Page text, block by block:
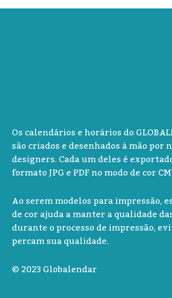
Os calendários e horários do
são criados e desenhados à mão por
designers. Cada um deles é
formato JPG e PDF no modo de cor
Ao serem modelos para impressão,
de cor ajuda a manter a qualidade
durante o processo de impressão,
percam sua qualidade.
© 2023 Globalendar